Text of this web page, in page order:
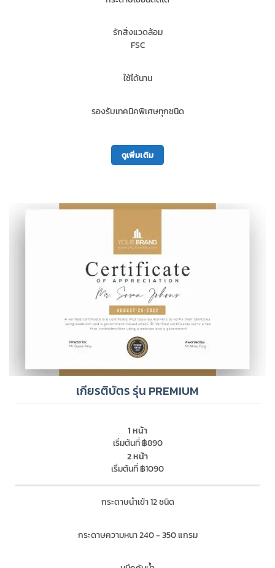
รักสิ่งแวดล้อม
FSC
ใช้ได้นาน
รองรับเทคนิคพิเศษทุกชนิด
ดูเพิ่มเติม
เกียรติบัตร รุ่น PREMIUM
1 หน้า
เริ่มต้นที่ ฿890
2 หน้า
เริ่มต้นที่ ฿1090
กระดาษนำเข้า 12 ชนิด
กระดาษความหนา 240 - 350 แกรม